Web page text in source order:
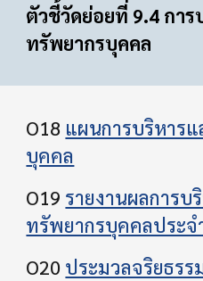
ตัวชี้วัดย่อยที่ 9.4 กา
ทรัพยากรบุคคล
O18 แผนการบริหาร
บุคคล
O19 รายงานผลการ
ทรัพยากรบุคคลประจํ
O20 ประมวลจริยธร